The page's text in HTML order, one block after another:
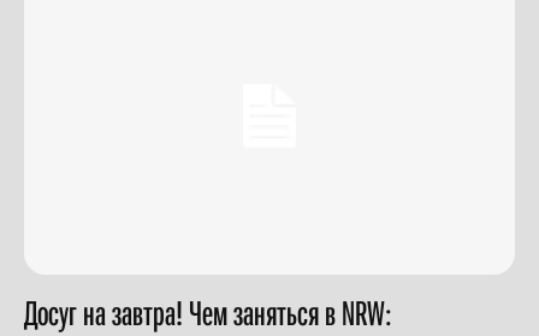
Досуг на завтра! Чем заняться в NRW: